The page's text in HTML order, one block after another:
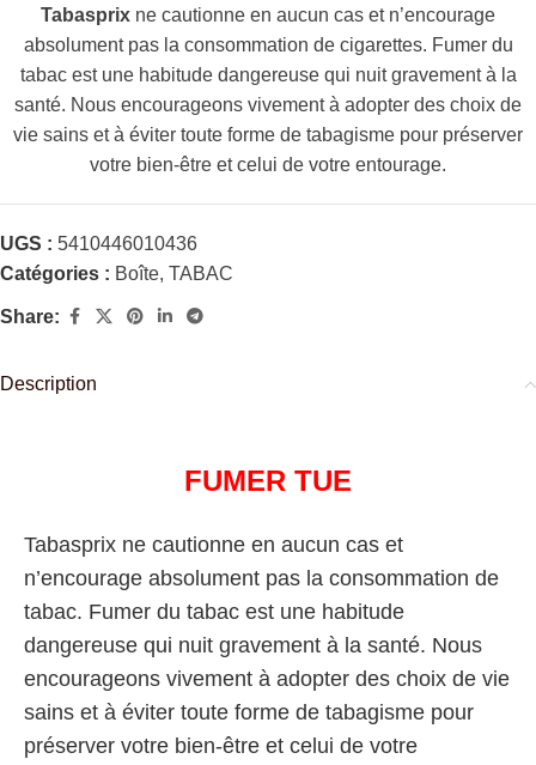
Tabasprix ne cautionne en aucun cas et n’encourage
absolument pas la consommation de cigarettes. Fumer du
tabac est une habitude dangereuse qui nuit gravement à la
santé. Nous encourageons vivement à adopter des choix de
vie sains et à éviter toute forme de tabagisme pour préserver
votre bien-être et celui de votre entourage.
UGS : 5410446010436
Catégories : Boîte, TABAC
Share:
Description
FUMER TUE
Tabasprix ne cautionne en aucun cas et
n’encourage absolument pas la consommation de
tabac. Fumer du tabac est une habitude
dangereuse qui nuit gravement à la santé. Nous
encourageons vivement à adopter des choix de vie
sains et à éviter toute forme de tabagisme pour
préserver votre bien-être et celui de votre